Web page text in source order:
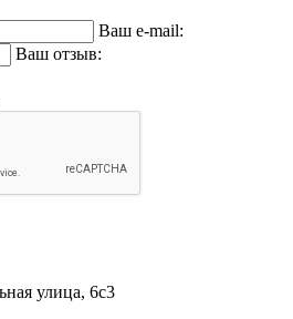
Ваш e-mail:
Ваш отзыв:
улица, 6с3